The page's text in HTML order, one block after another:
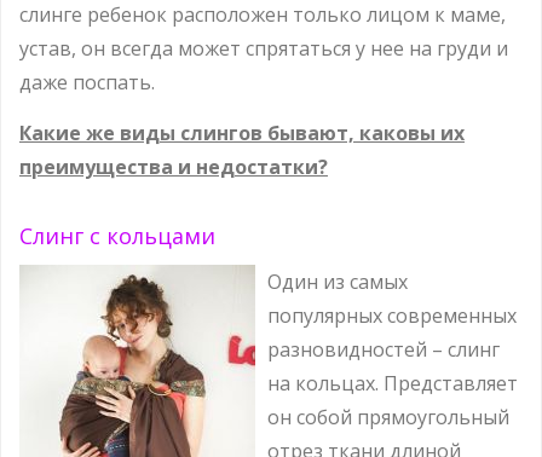
слинге ребенок расположен только лицом к маме,
устав, он всегда может спрятаться у нее на груди и
даже поспать.
Какие же виды слингов бывают, каковы их
преимущества и недостатки?
Слинг с кольцами
Один из самых
популярных современных
разновидностей – слинг
на кольцах. Представляет
он собой прямоугольный
отрез ткани длиной